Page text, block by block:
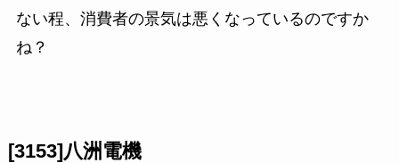
ない程、消費者の景気は悪くなっているのですか
ね？
[3153]八洲電機